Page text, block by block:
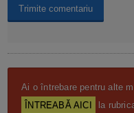
Ai o întrebare pentru alte
ÎNTREABĂ AICI
la